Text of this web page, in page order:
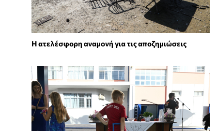
Η ατελέσφορη αναμονή για τις αποζημιώσεις